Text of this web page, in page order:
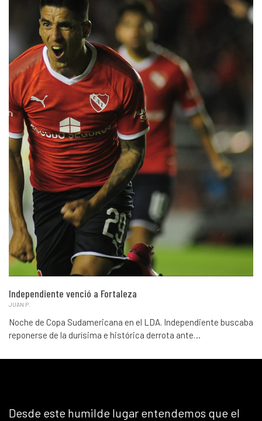
Independiente venció a Fortaleza
JUAN P.
Noche de Copa Sudamericana en el LDA. Independiente buscaba
reponerse de la durísima e histórica derrota ante…
Desde este humilde lugar entendemos que el